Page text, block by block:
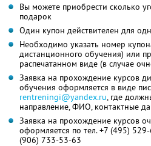
Вы можете приобрести сколько
подарок
Один купон действителен для
Необходимо указать номер
дистанционного обучения) или
распечатанном виде (в случае
Заявка на прохождение курсов
обучения оформляется в виде
rentreningi@yandex.ru, где
направление, ФИО, контактные
Заявка на прохождение курсов
оформляется по тел. +7 (495)
(906) 733-53-63